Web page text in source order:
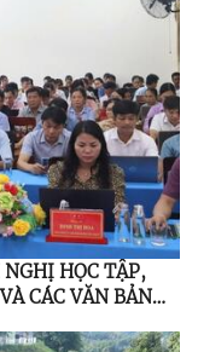
HỌC TẬP,
CÁC VĂN BẢN